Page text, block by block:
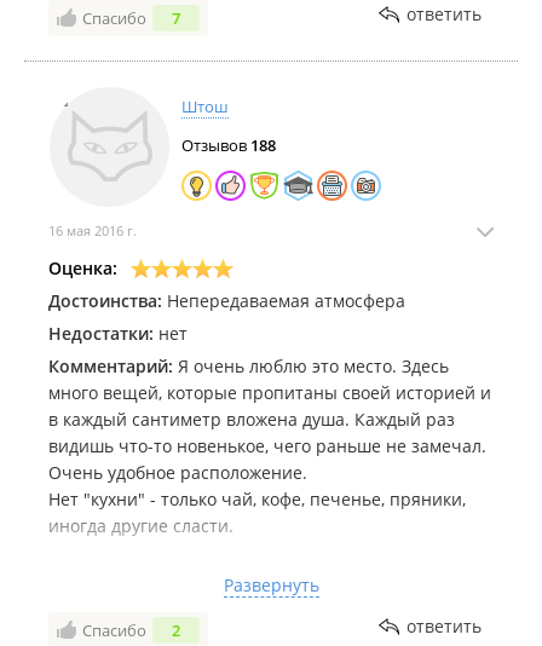
Спасибо 7 ответить
Штош
Отзывов 188
16 мая 2016 г.
Оценка:
Достоинства: Непередаваемая атмосфера
Недостатки: нет
Комментарий: Я очень люблю это место. Здесь
много вещей, которые пропитаны своей историей и
в каждый сантиметр вложена душа. Каждый раз
видишь что-то новенькое, чего раньше не замечал.
Очень удобное расположение.
Нет "кухни" - только чай, кофе, печенье, пряники,
иногда другие сласти.
Проводят часто необычные, а иногда даже
уникальные мероприятия.
Чувствуешь здесь себя по-домашнему, особенно
Развернуть
Спасибо 2 ответить